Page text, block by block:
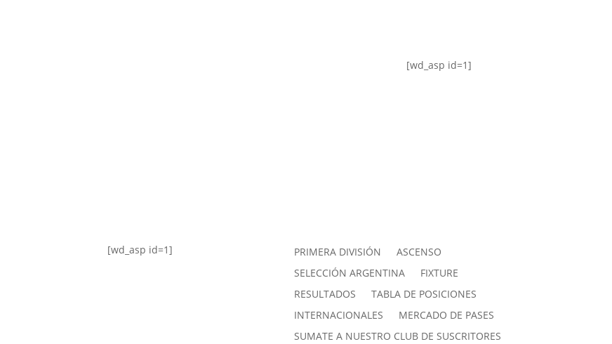
[wd_asp id=1]
[wd_asp id=1] PRIMERA DIVISIÓN
ASCENSO
SELECCIÓN ARGENTINA
FIXTURE
RESULTADOS
TABLA DE POSICIONES
INTERNACIONALES
MERCADO DE PASES
SUMATE A NUESTRO CLUB DE SUSCRITORES